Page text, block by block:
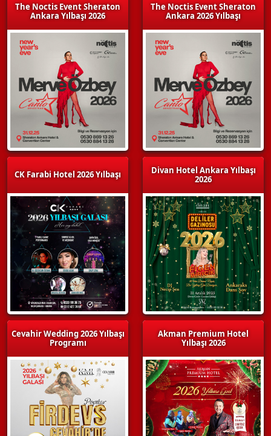
The Noctis Event Sheraton
Ankara Yılbaşı 2026
CK Farabi Hotel 2026 Yılbaşı
Cevahir Wedding 2026 Yılbaşı
Programı
The Noctis Event Sheraton
Ankara 2026 Yılbaşı
Divan Hotel Ankara Yılbaşı
2026
Akman Premium Hotel
Yılbaşı 2026